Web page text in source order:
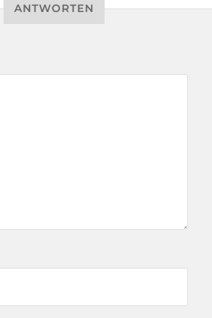
ANTWORTEN